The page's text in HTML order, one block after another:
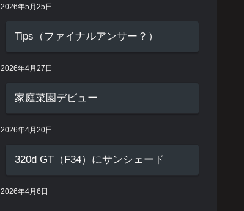
2026年5月25日
Tips（ファイナルアンサー？）
2026年4月27日
家庭菜園デビュー
2026年4月20日
320d GT（F34）にサンシェード
2026年4月6日